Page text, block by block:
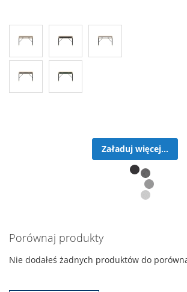
Załaduj więcej...
Porównaj produkty
Nie dodałeś żadnych produktów do